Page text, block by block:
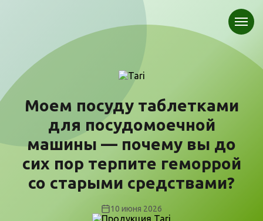
Моем посуду таблетками
для посудомоечной
машины — почему вы до
сих пор терпите геморрой
со старыми средствами?
10 июня 2026